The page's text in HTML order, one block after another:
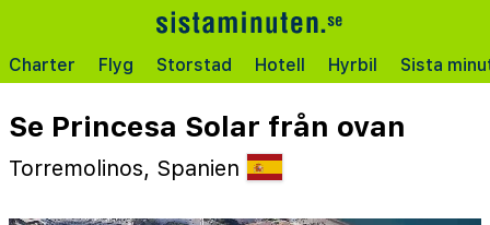
Charter Flyg Storstad Hotell Hyrbil Sista
Se Princesa Solar från ovan
Torremolinos, Spanien